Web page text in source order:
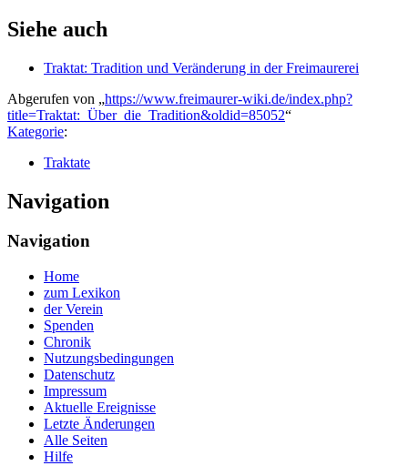
Siehe auch
Traktat: Tradition und Veränderung in der Freimaurerei
Abgerufen von „https://www.freimaurer-wiki.de/index.php?
title=Traktat:_Über_die_Tradition&oldid=85052“
Kategorie:
Traktate
Navigation
Navigation
Home
zum Lexikon
der Verein
Spenden
Chronik
Nutzungsbedingungen
Datenschutz
Impressum
Aktuelle Ereignisse
Letzte Änderungen
Alle Seiten
Hilfe